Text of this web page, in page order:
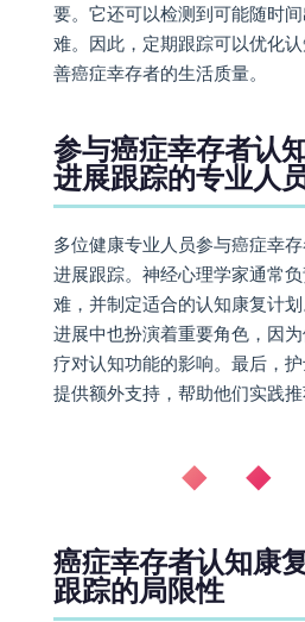
要。它还可以检测到可能随时
难。因此，定期跟踪可以优化
善癌症幸存者的生活质量。
参与癌症幸存者认
进展跟踪的专业人
多位健康专业人员参与癌症幸
进展跟踪。神经心理学家通常
难，并制定适合的认知康复计
进展中也扮演着重要角色，因
疗对认知功能的影响。最后，
提供额外支持，帮助他们实践推
◆ ◆
癌症幸存者认知康
跟踪的局限性